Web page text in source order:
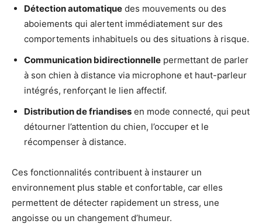
Détection automatique des mouvements ou des
aboiements qui alertent immédiatement sur des
comportements inhabituels ou des situations à risque.
Communication bidirectionnelle permettant de parler
à son chien à distance via microphone et haut-parleur
intégrés, renforçant le lien affectif.
Distribution de friandises en mode connecté, qui peut
détourner l’attention du chien, l’occuper et le
récompenser à distance.
Ces fonctionnalités contribuent à instaurer un
environnement plus stable et confortable, car elles
permettent de détecter rapidement un stress, une
angoisse ou un changement d’humeur.